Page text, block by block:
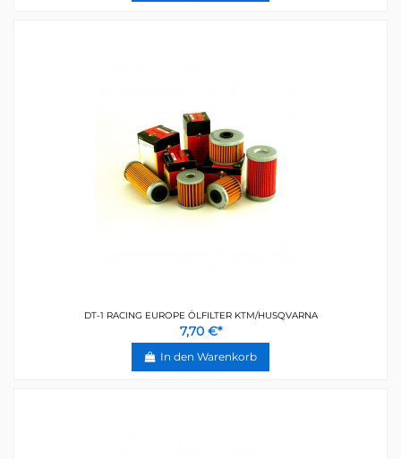
DT-1 RACING EUROPE ÖLFILTER KTM/HUSQVARNA
7,70 €*
In den Warenkorb